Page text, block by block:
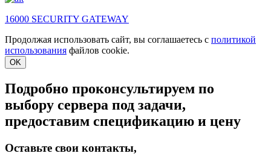
16000 SECURITY GATEWAY
Продолжая использовать сайт, вы соглашаетесь с политикой
использования файлов cookie.
OK
Подробно проконсультируем по
выбору сервера под задачи,
предоставим спецификацию и цену
Оставьте свои контакты,